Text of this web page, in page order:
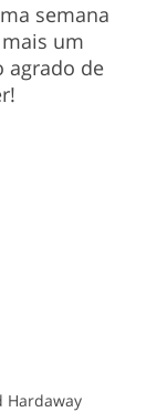
semana
um
agrado de
Hardaway